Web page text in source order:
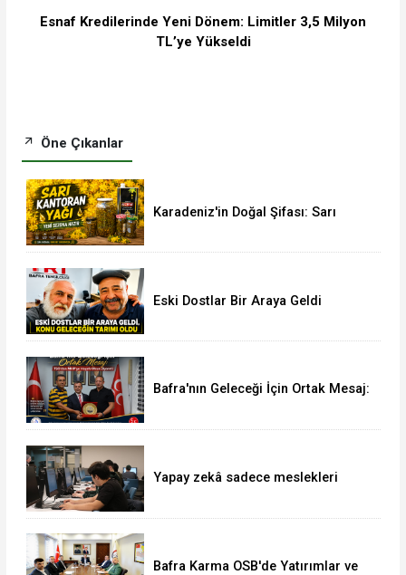
Esnaf Kredilerinde Yeni Dönem: Limitler 3,5 Milyon
TL’ye Yükseldi
Öne Çıkanlar
Karadeniz'in Doğal Şifası: Sarı
Eski Dostlar Bir Araya Geldi
Bafra'nın Geleceği İçin Ortak Mesaj:
Yapay zekâ sadece meslekleri
Bafra Karma OSB'de Yatırımlar ve